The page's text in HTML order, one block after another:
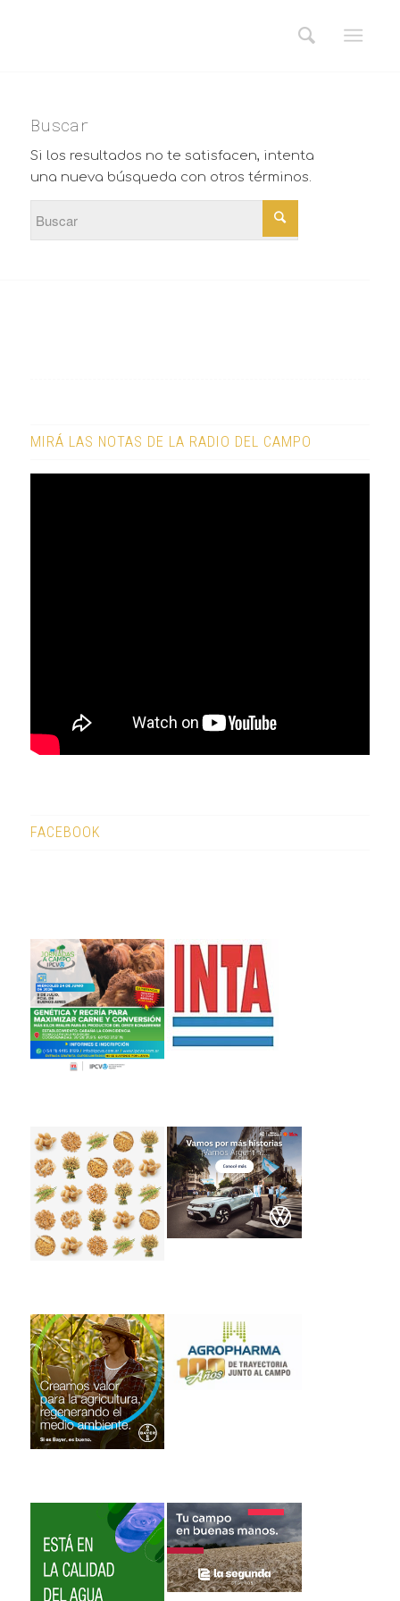
Buscar
Si los resultados no te satisfacen, intenta
una nueva búsqueda con otros términos.
MIRÁ LAS NOTAS DE LA RADIO DEL CAMPO
FACEBOOK